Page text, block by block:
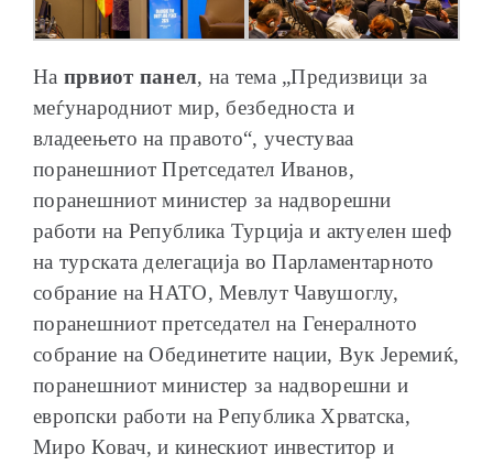
На првиот панел, на тема „Предизвици за
меѓународниот мир, безбедноста и
владеењето на правото“, учестуваа
поранешниот Претседател Иванов,
поранешниот министер за надворешни
работи на Република Турција и актуелен шеф
на турската делегација во Парламентарното
собрание на НАТО, Мевлут Чавушоглу,
поранешниот претседател на Генералното
собрание на Обединетите нации, Вук Јеремиќ,
поранешниот министер за надворешни и
европски работи на Република Хрватска,
Миро Ковач, и кинескиот инвеститор и